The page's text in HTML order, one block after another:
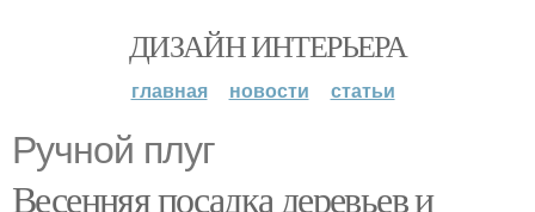
ДИЗАЙН ИНТЕРЬЕРА
главная новости статьи
Ручной плуг
Весенняя посадка деревьев и